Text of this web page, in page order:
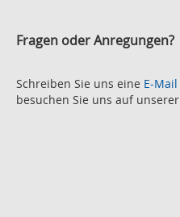
Oktober 2
August 2
Juli 2
Fragen oder Anregungen?
Schreiben Sie uns eine E-Mail
besuchen Sie uns auf unserer